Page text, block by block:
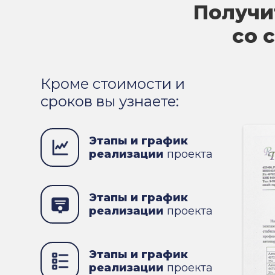
со
Кроме стоимости и
сроков вы узнаете:
Этапы и график
реализации проекта
Этапы и график
реализации проекта
Этапы и график
реализации проекта